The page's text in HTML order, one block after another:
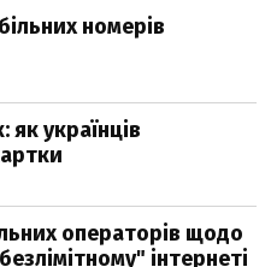
номерів
як українців
операторів щодо
інтернеті